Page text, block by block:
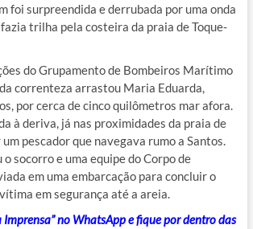
foi surpreendida e derrubada por uma onda
trilha pela costeira da praia de Toque-
do Grupamento de Bombeiros Marítimo
correnteza arrastou Maria Eduarda,
por cerca de cinco quilômetros mar afora.
à deriva, já nas proximidades da praia de
pescador que navegava rumo a Santos.
o socorro e uma equipe do Corpo de
em uma embarcação para concluir o
em segurança até a areia.
Imprensa” no WhatsApp e fique por dentro das